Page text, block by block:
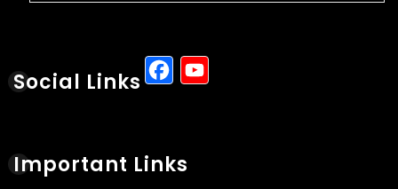
Social Links Facebook
Important Links